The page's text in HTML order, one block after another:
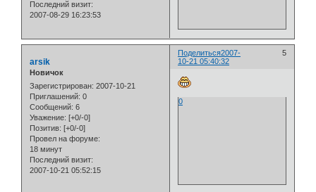
Последний визит:
2007-08-29 16:23:53
Поделиться 5
2007-
10-21 05:40:32
arsik
Новичок
Зарегистрирован: 2007-10-21
Приглашений: 0
Сообщений: 6
Уважение: [+0/-0]
Позитив: [+0/-0]
Провел на форуме:
18 минут
Последний визит:
2007-10-21 05:52:15
0